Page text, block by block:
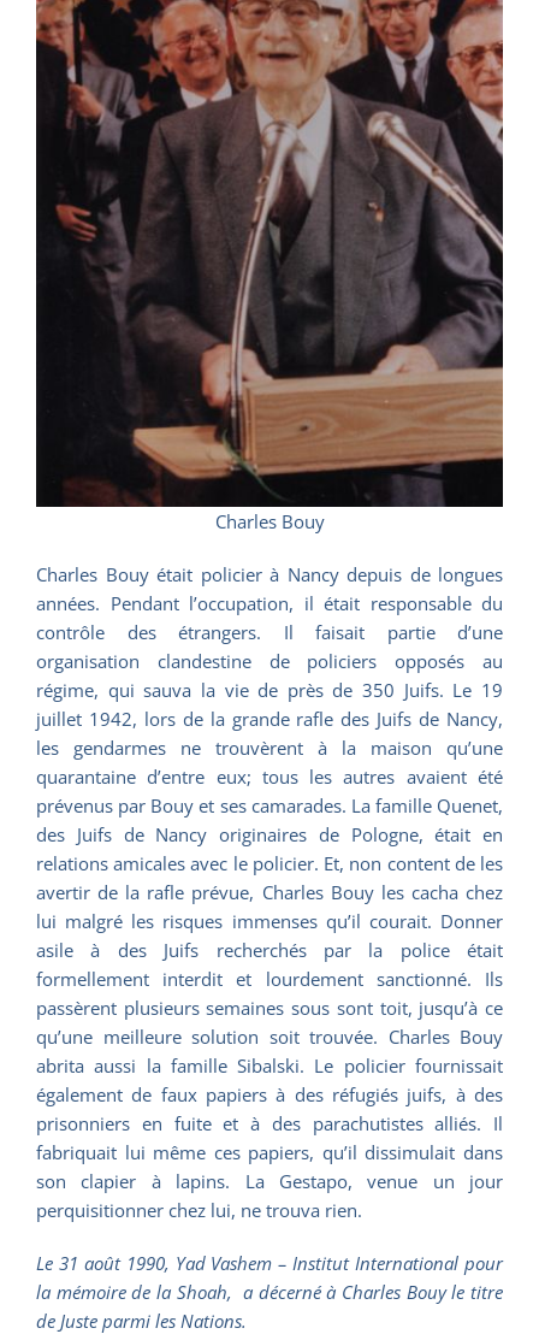
Charles Bouy
Charles Bouy était policier à Nancy depuis de longues
années. Pendant l’occupation, il était responsable du
contrôle des étrangers. Il faisait partie d’une
organisation clandestine de policiers opposés au
régime, qui sauva la vie de près de 350 Juifs. Le 19
juillet 1942, lors de la grande rafle des Juifs de Nancy,
les gendarmes ne trouvèrent à la maison qu’une
quarantaine d’entre eux; tous les autres avaient été
prévenus par Bouy et ses camarades. La famille Quenet,
des Juifs de Nancy originaires de Pologne, était en
relations amicales avec le policier. Et, non content de les
avertir de la rafle prévue, Charles Bouy les cacha chez
lui malgré les risques immenses qu’il courait. Donner
asile à des Juifs recherchés par la police était
formellement interdit et lourdement sanctionné. Ils
passèrent plusieurs semaines sous sont toit, jusqu’à ce
qu’une meilleure solution soit trouvée. Charles Bouy
abrita aussi la famille Sibalski. Le policier fournissait
également de faux papiers à des réfugiés juifs, à des
prisonniers en fuite et à des parachutistes alliés. Il
fabriquait lui même ces papiers, qu’il dissimulait dans
son clapier à lapins. La Gestapo, venue un jour
perquisitionner chez lui, ne trouva rien.
Le 31 août 1990, Yad Vashem – Institut International pour
la mémoire de la Shoah, a décerné à Charles Bouy le titre
de Juste parmi les Nations.